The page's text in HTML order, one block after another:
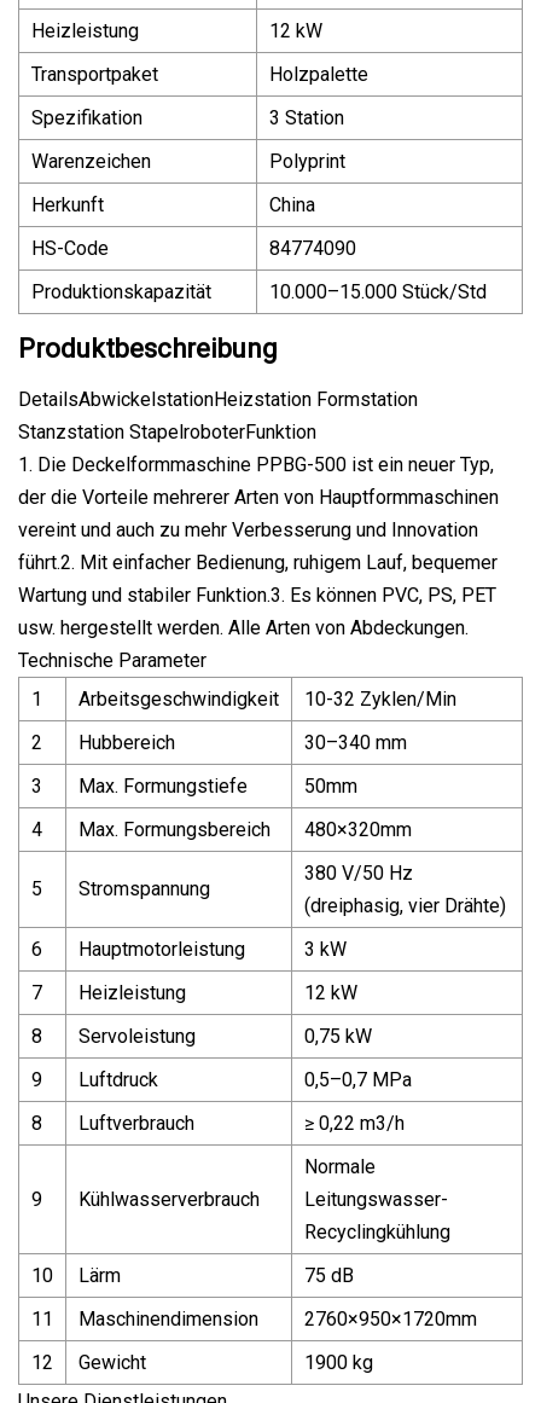
Heizleistung
12 kW
Transportpaket
Holzpalette
Spezifikation
3 Station
Warenzeichen
Polyprint
Herkunft
China
HS-Code
84774090
Produktionskapazität
10.000–15.000 Stück/Std
Produktbeschreibung
DetailsAbwickelstationHeizstation Formstation
Stanzstation StapelroboterFunktion
1. Die Deckelformmaschine PPBG-500 ist ein neuer Typ,
der die Vorteile mehrerer Arten von Hauptformmaschinen
vereint und auch zu mehr Verbesserung und Innovation
führt.2. Mit einfacher Bedienung, ruhigem Lauf, bequemer
Wartung und stabiler Funktion.3. Es können PVC, PS, PET
usw. hergestellt werden. Alle Arten von Abdeckungen.
Technische Parameter
1
Arbeitsgeschwindigkeit
10-32 Zyklen/Min
2
Hubbereich
30–340 mm
3
Max. Formungstiefe
50mm
4
Max. Formungsbereich 480×320mm
5 Stromspannung
380 V/50 Hz
(dreiphasig, vier Drähte)
6
Hauptmotorleistung
3 kW
7
Heizleistung
12 kW
8
Servoleistung
0,75 kW
9
Luftdruck
0,5–0,7 MPa
8
Luftverbrauch ≥ 0,22 m3/h
9 Kühlwasserverbrauch
Normale
Leitungswasser-
Recyclingkühlung
10
Lärm
75 dB
11
Maschinendimension
2760×950×1720mm
12
Gewicht
1900 kg